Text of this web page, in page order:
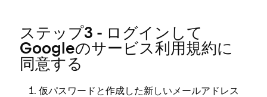
ステ⁠ップ3 - ログインして
Googleのサ⁠ービス利用規約に
同意する
仮パスワ⁠ードと作成した新しいメ⁠ールアドレス